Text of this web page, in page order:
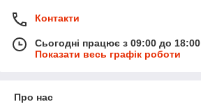
Контакти
Сьогодні працює з 09:00 до 18:00
Показати весь графік роботи
Про нас